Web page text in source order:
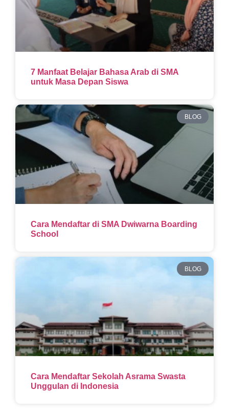
7 Manfaat Belajar Bahasa Arab di SMA
untuk Masa Depan Siswa
BLOG
Cara Mendaftar di SMA Dwiwarna Boarding
School
BLOG
Cara Mendaftar Sekolah Asrama Swasta
Unggulan di Indonesia